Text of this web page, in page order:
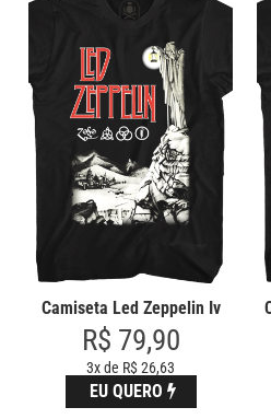
Camiseta Led Zeppelin Iv
R$ 79,90
3x de R$ 26,63
EU QUERO